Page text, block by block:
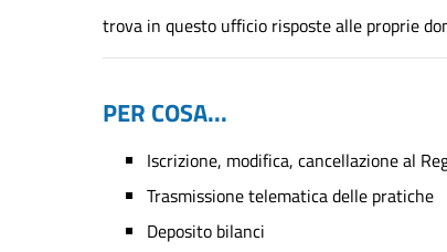
trova in questo ufficio risposte alle proprie
PER COSA...
Iscrizione, modifica, cancellazione al
Trasmissione telematica delle pratiche
Deposito bilanci